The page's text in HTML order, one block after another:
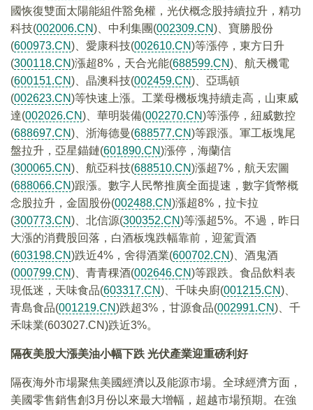
國恢復雙面太陽能組件豁免權，光伏概念股持續拉升，精功
科技(002006.CN)、中利集團(002309.CN)、寶勝股份
(600973.CN)、愛康科技(002610.CN)等漲停，東方日升
(300118.CN)漲超8%，天合光能(688599.CN)、航天機電
(600151.CN)、晶澳科技(002459.CN)、亞瑪頓
(002623.CN)等快速上漲。工業母機板塊持續走高，山東威
達(002026.CN)、華明裝備(002270.CN)等漲停，紐威數控
(688697.CN)、浙海德曼(688577.CN)等跟漲。軍工板塊尾
盤拉升，亞星錨鏈(601890.CN)漲停，海蘭信
(300065.CN)、航亞科技(688510.CN)漲超7%，航天宏圖
(688066.CN)跟漲。數字人民幣推廣全面提速，數字貨幣概
念股拉升，金固股份(002488.CN)漲超8%，拉卡拉
(300773.CN)、北信源(300352.CN)等漲超5%。不過，昨日
大漲的消費股回落，白酒板塊跌幅靠前，迎駕貢酒
(603198.CN)跌近4%，舍得酒業(600702.CN)、酒鬼酒
(000799.CN)、青青稞酒(002646.CN)等跟跌。食品飲料表
現低迷，天味食品(603317.CN)、千味央廚(001215.CN)、
青島食品(001219.CN)跌超3%，甘源食品(002991.CN)、千
禾味業(603027.CN)跌近3%。
隔夜美股大漲美油小幅下跌 光伏產業迎重磅利好
隔夜海外市場聚焦美國經濟以及能源市場。全球經濟方面，
美國零售銷售創3月份以來最大增幅，超越市場預期。在強